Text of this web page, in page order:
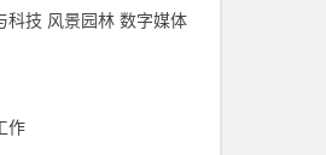
科技 风景园林 数字媒体
作